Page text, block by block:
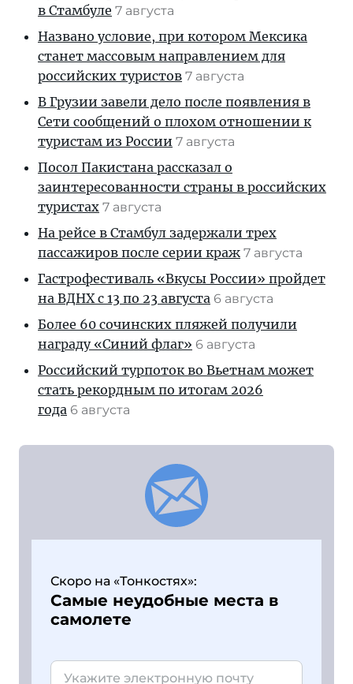
в Стамбуле 7 августа
Названо условие, при котором Мексика
станет массовым направлением для
российских туристов 7 августа
В Грузии завели дело после появления в
Сети сообщений о плохом отношении к
туристам из России 7 августа
Посол Пакистана рассказал о
заинтересованности страны в российских
туристах 7 августа
На рейсе в Стамбул задержали трех
пассажиров после серии краж 7 августа
Гастрофестиваль «Вкусы России» пройдет
на ВДНХ с 13 по 23 августа 6 августа
Более 60 сочинских пляжей получили
награду «Синий флаг» 6 августа
Российский турпоток во Вьетнам может
стать рекордным по итогам 2026
года 6 августа
Скоро на «Тонкостях»:
Самые неудобные места в
самолете